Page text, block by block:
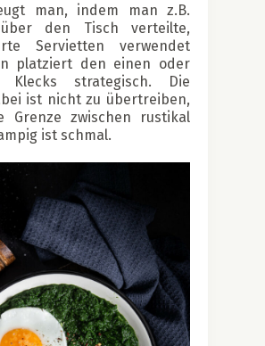
man, indem man z.B.
den Tisch verteilte,
Servietten verwendet
platziert den einen oder
Klecks strategisch. Die
ist nicht zu übertreiben,
Grenze zwischen rustikal
ist schmal.